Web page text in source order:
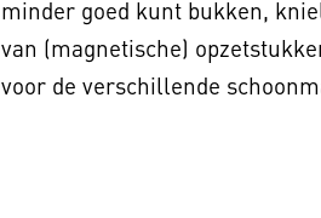
minder goed kunt bukken,
van (magnetische)
voor de verschillende